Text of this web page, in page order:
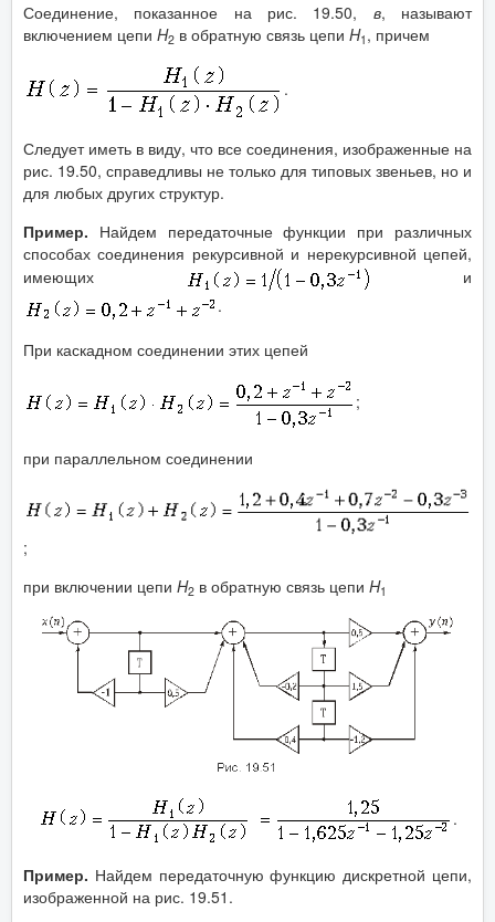
Соединение, показанное на рис. 19.50, в, называют
включением цепи H2 в обратную связь цепи H1 , причем
.
Следует иметь в виду, что все соединения, изображенные на
рис. 19.50, справедливы не только для типовых звеньев, но и
для любых других структур.
Пример. Найдем передаточные функции при различных
способах соединения рекурсивной и нерекурсивной цепей,
имеющих
и
.
При каскадном соединении этих цепей
;
при параллельном соединении
;
при включении цепи H2 в обратную связь цепи H1
.
Пример. Найдем передаточную функцию дискретной цепи,
изображенной на рис. 19.51.